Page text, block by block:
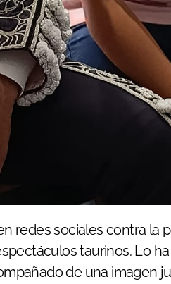
redes sociales contra la
taurinos. Lo
de una imagen